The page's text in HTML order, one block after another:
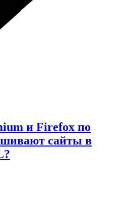
и Firefox по
сайты в